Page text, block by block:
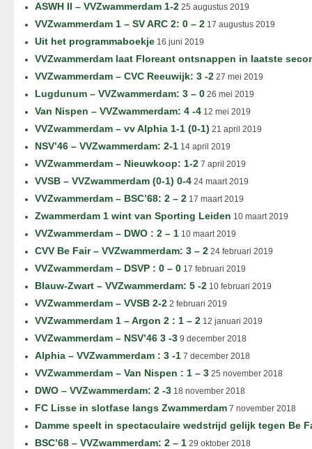
ASWH II – VVZwammerdam 1-2 25 augustus 2019
VVZwammerdam 1 – SV ARC 2: 0 – 2 17 augustus 2019
Uit het programmaboekje 16 juni 2019
VVZwammerdam laat Floreant ontsnappen in laatste
VVZwammerdam – CVC Reeuwijk: 3 -2 27 mei 2019
Lugdunum – VVZwammerdam: 3 – 0 26 mei 2019
Van Nispen – VVZwammerdam: 4 -4 12 mei 2019
VVZwammerdam – vv Alphia 1-1 (0-1) 21 april 2019
NSV’46 – VVZwammerdam: 2-1 14 april 2019
VVZwammerdam – Nieuwkoop: 1-2 7 april 2019
VVSB – VVZwammerdam (0-1) 0-4 24 maart 2019
VVZwammerdam – BSC’68: 2 – 2 17 maart 2019
Zwammerdam 1 wint van Sporting Leiden 10 maart 2019
VVZwammerdam – DWO : 2 – 1 10 maart 2019
CVV Be Fair – VVZwammerdam: 3 – 2 24 februari 2019
VVZwammerdam – DSVP : 0 – 0 17 februari 2019
Blauw-Zwart – VVZwammerdam: 5 -2 10 februari 2019
VVZwammerdam – VVSB 2-2 2 februari 2019
VVZwammerdam 1 – Argon 2 : 1 – 2 12 januari 2019
VVZwammerdam – NSV’46 3 -3 9 december 2018
Alphia – VVZwammerdam : 3 -1 7 december 2018
VVZwammerdam – Van Nispen : 1 – 3 25 november 2018
DWO – VVZwammerdam: 2 -3 18 november 2018
FC Lisse in slotfase langs Zwammerdam 7 november 2018
Damme speelt in spectaculaire wedstrijd gelijk tegen Be
BSC’68 – VVZwammerdam: 2 – 1 29 oktober 2018